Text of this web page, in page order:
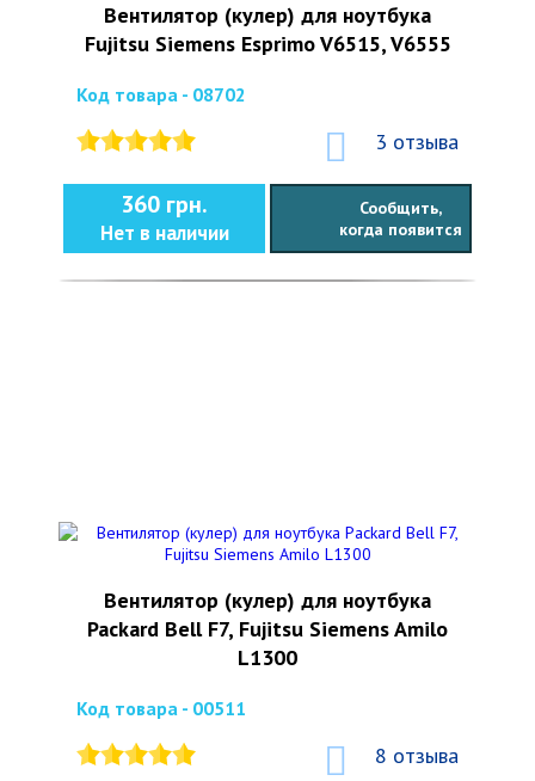
Вентилятор (кулер) для ноутбука
Fujitsu Siemens Esprimo V6515, V6555
Код товара - 08702
3 отзыва
360 грн.
Нет в наличии
Сообщить,
когда появится
Вентилятор (кулер) для ноутбука
Packard Bell F7, Fujitsu Siemens Amilo
L1300
Код товара - 00511
8 отзыва